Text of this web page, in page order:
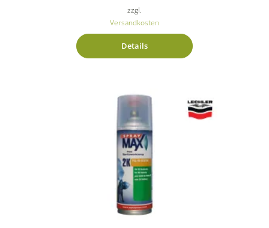
zzgl.
Versandkosten
Details